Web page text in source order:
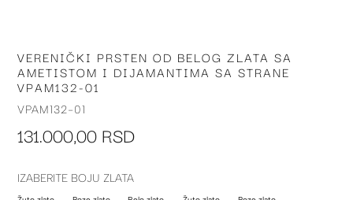
Skip
to
the
beginning
the
VERENIČKI PRSTEN OD BELOG ZLATA SA
AMETISTOM I DIJAMANTIMA SA STRANE
VPAM132-01
VPAM132-01
131.000,00 RSD
IZABERITE BOJU ZLATA